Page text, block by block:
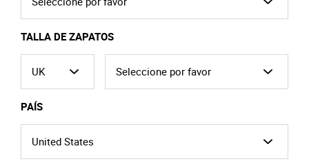
TALLA DE ZAPATOS
PAÍS